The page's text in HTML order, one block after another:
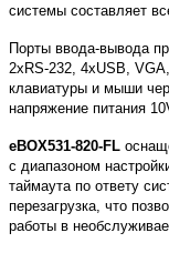
системы составляет
Порты ввода-вывода
2xRS-232, 4xUSB VGA
клавиатуры и мыши
напряжение питания
eBOX531-820-FL
с диапазоном
таймаута по ответу
перезагрузка, что
работы в